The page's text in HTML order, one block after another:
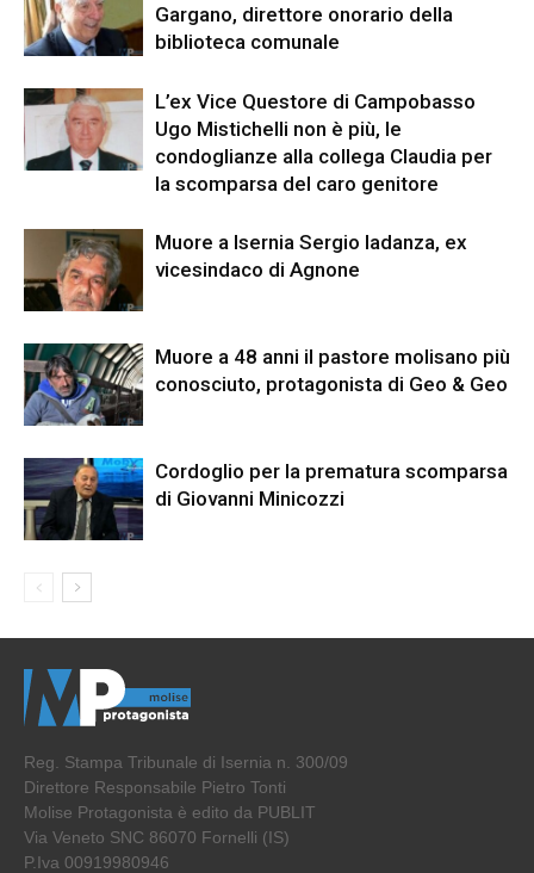
Gargano, direttore onorario della
biblioteca comunale
L’ex Vice Questore di Campobasso
Ugo Mistichelli non è più, le
condoglianze alla collega Claudia per
la scomparsa del caro genitore
Muore a Isernia Sergio Iadanza, ex
vicesindaco di Agnone
Muore a 48 anni il pastore molisano più
conosciuto, protagonista di Geo & Geo
Cordoglio per la prematura scomparsa
di Giovanni Minicozzi
Reg. Stampa Tribunale di Isernia n. 300/09
Direttore Responsabile Pietro Tonti
Molise Protagonista è edito da PUBLIT
Via Veneto SNC 86070 Fornelli (IS)
P.Iva 00919980946